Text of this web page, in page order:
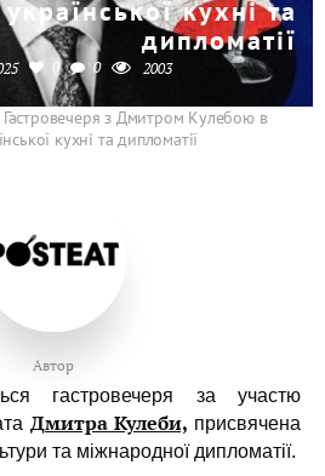
української кухні та
дипломатії
0 0 2003
Гастровечеря з Дмитром Кулебою в
кухні та дипломатії
Автор
гастровечеря за участю
Дмитра Кулеби, присвячена
та міжнародної дипломатії.